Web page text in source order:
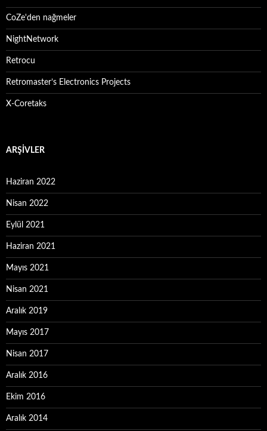
CoZe'den nağmeler
NightNetwork
Retrocu
Retromaster’s Electronics Projects
X-Coretaks
ARŞIVLER
Haziran 2022
Nisan 2022
Eylül 2021
Haziran 2021
Mayıs 2021
Nisan 2021
Aralık 2019
Mayıs 2017
Nisan 2017
Aralık 2016
Ekim 2016
Aralık 2014